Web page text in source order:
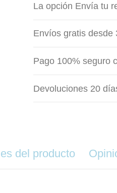
La opción Envía tu
Envíos gratis desde
Pago 100% seguro
Devoluciones 20
del producto